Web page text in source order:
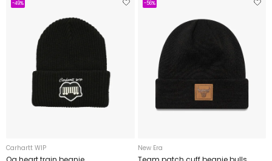
-49%
Carhartt WIP
-56%
New Era